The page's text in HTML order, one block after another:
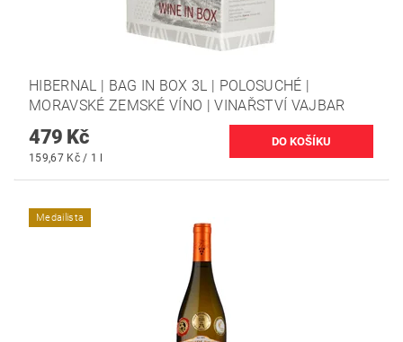
HIBERNAL | BAG IN BOX 3L | POLOSUCHÉ |
MORAVSKÉ ZEMSKÉ VÍNO | VINAŘSTVÍ VAJBAR
479 Kč
159,67 Kč / 1 l
Medailista